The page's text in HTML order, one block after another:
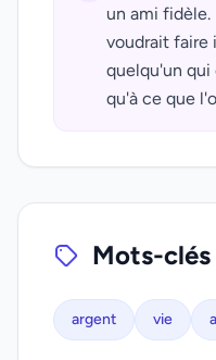
un ami
voudrait faire
quelqu'un qui
qu'à ce que
Mots-clés
argent vie